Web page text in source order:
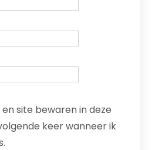
site bewaren in deze
keer wanneer ik